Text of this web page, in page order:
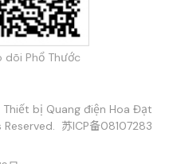
dõi Phổ Thước
bị Quang điện Hoa Đạt
苏ICP备08107283